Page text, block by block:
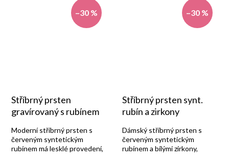
–30 %
Stříbrný prsten
gravírovaný s rubínem
Moderní stříbrný prsten s
červeným syntetickým
rubínem má lesklé provedení,
–30 %
Stříbrný prsten synt.
rubín a zirkony
Dámský stříbrný prsten s
červeným syntetickým
rubínem a bílými zirkony,